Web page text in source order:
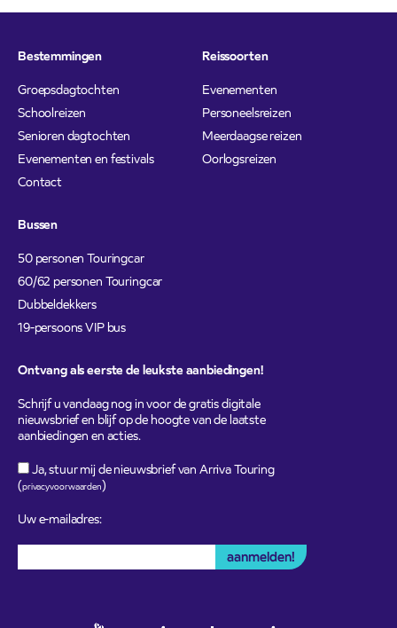
Bestemmingen
Groepsdagtochten
Schoolreizen
Senioren dagtochten
Evenementen en festivals
Contact
Reissoorten
Evenementen
Personeelsreizen
Meerdaagse reizen
Oorlogsreizen
Bussen
50 personen Touringcar
60/62 personen Touringcar
Dubbeldekkers
19-persoons VIP bus
Ontvang als eerste de leukste aanbiedingen!
Schrijf u vandaag nog in voor de gratis digitale
nieuwsbrief en blijf op de hoogte van de laatste
aanbiedingen en acties.
Ja, stuur mij de nieuwsbrief van Arriva Touring
(privacyvoorwaarden)
Uw e-mailadres: